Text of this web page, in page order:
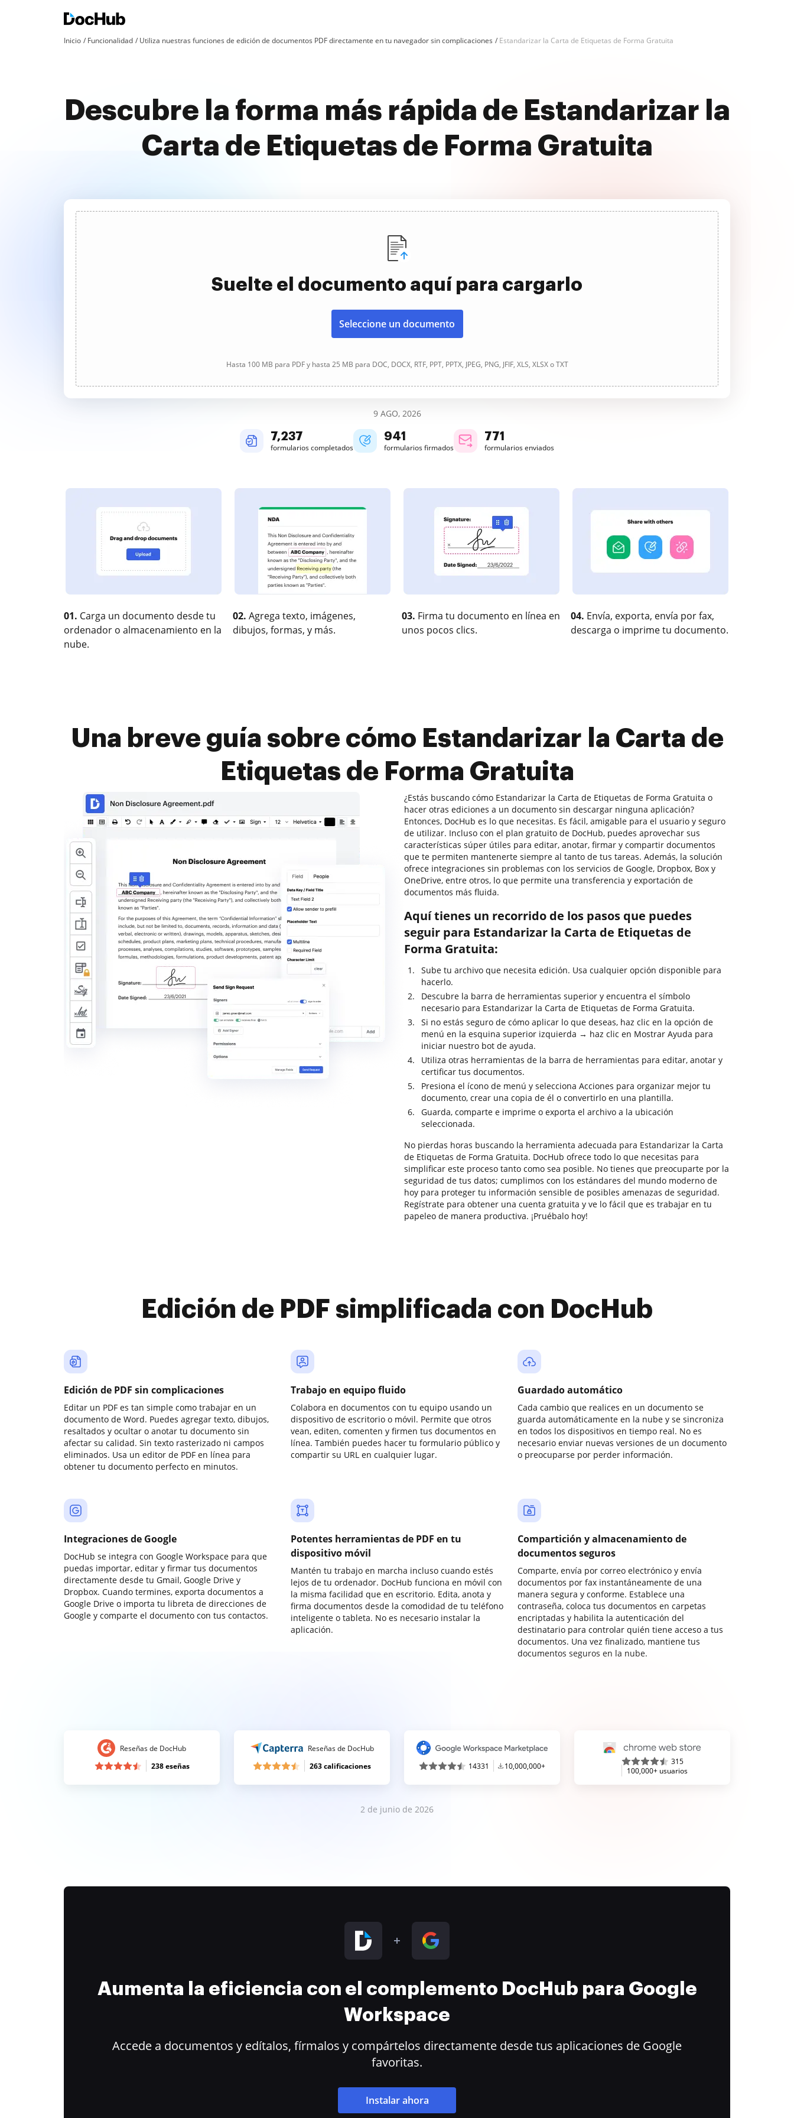
Inicio Funcionalidad Utiliza nuestras funciones de edición de documentos PDF directamente en tu navegador sin complicaciones Estandarizar la Carta de Etiquetas de Forma Gratuita
Descubre la forma más rápida de Estandarizar la
Carta de Etiquetas de Forma Gratuita
Suelte el documento aquí para cargarlo
Seleccione un documento
Hasta 100 MB para PDF y hasta 25 MB para DOC, DOCX, RTF, PPT, PPTX, JPEG, PNG, JFIF, XLS, XLSX o TXT
9 AGO, 2026
7,237
formularios completados
941
formularios firmados
771
formularios enviados
01. Carga un documento desde tu
ordenador o almacenamiento en la
nube.
02. Agrega texto, imágenes,
dibujos, formas, y más.
03. Firma tu documento en línea en
unos pocos clics.
04. Envía, exporta, envía por fax,
descarga o imprime tu documento.
Una breve guía sobre cómo Estandarizar la Carta de
Etiquetas de Forma Gratuita
¿Estás buscando cómo Estandarizar la Carta de Etiquetas de Forma Gratuita o
hacer otras ediciones a un documento sin descargar ninguna aplicación?
Entonces, DocHub es lo que necesitas. Es fácil, amigable para el usuario y seguro
de utilizar. Incluso con el plan gratuito de DocHub, puedes aprovechar sus
características súper útiles para editar, anotar, firmar y compartir documentos
que te permiten mantenerte siempre al tanto de tus tareas. Además, la solución
ofrece integraciones sin problemas con los servicios de Google, Dropbox, Box y
OneDrive, entre otros, lo que permite una transferencia y exportación de
documentos más fluida.
Aquí tienes un recorrido de los pasos que puedes
seguir para Estandarizar la Carta de Etiquetas de
Forma Gratuita:
Sube tu archivo que necesita edición. Usa cualquier opción disponible para
hacerlo.
Descubre la barra de herramientas superior y encuentra el símbolo
necesario para Estandarizar la Carta de Etiquetas de Forma Gratuita.
Si no estás seguro de cómo aplicar lo que deseas, haz clic en la opción de
menú en la esquina superior izquierda → haz clic en Mostrar Ayuda para
iniciar nuestro bot de ayuda.
Utiliza otras herramientas de la barra de herramientas para editar, anotar y
certificar tus documentos.
Presiona el ícono de menú y selecciona Acciones para organizar mejor tu
documento, crear una copia de él o convertirlo en una plantilla.
Guarda, comparte e imprime o exporta el archivo a la ubicación
seleccionada.
No pierdas horas buscando la herramienta adecuada para Estandarizar la Carta
de Etiquetas de Forma Gratuita. DocHub ofrece todo lo que necesitas para
simplificar este proceso tanto como sea posible. No tienes que preocuparte por la
seguridad de tus datos; cumplimos con los estándares del mundo moderno de
hoy para proteger tu información sensible de posibles amenazas de seguridad.
Regístrate para obtener una cuenta gratuita y ve lo fácil que es trabajar en tu
papeleo de manera productiva. ¡Pruébalo hoy!
Edición de PDF simplificada con DocHub
Edición de PDF sin complicaciones
Editar un PDF es tan simple como trabajar en un
documento de Word. Puedes agregar texto, dibujos,
resaltados y ocultar o anotar tu documento sin
afectar su calidad. Sin texto rasterizado ni campos
eliminados. Usa un editor de PDF en línea para
obtener tu documento perfecto en minutos.
Trabajo en equipo fluido
Colabora en documentos con tu equipo usando un
dispositivo de escritorio o móvil. Permite que otros
vean, editen, comenten y firmen tus documentos en
línea. También puedes hacer tu formulario público y
compartir su URL en cualquier lugar.
Guardado automático
Cada cambio que realices en un documento se
guarda automáticamente en la nube y se sincroniza
en todos los dispositivos en tiempo real. No es
necesario enviar nuevas versiones de un documento
o preocuparse por perder información.
Integraciones de Google
DocHub se integra con Google Workspace para que
puedas importar, editar y firmar tus documentos
directamente desde tu Gmail, Google Drive y
Dropbox. Cuando termines, exporta documentos a
Google Drive o importa tu libreta de direcciones de
Google y comparte el documento con tus contactos.
Potentes herramientas de PDF en tu
dispositivo móvil
Mantén tu trabajo en marcha incluso cuando estés
lejos de tu ordenador. DocHub funciona en móvil con
la misma facilidad que en escritorio. Edita, anota y
firma documentos desde la comodidad de tu teléfono
inteligente o tableta. No es necesario instalar la
aplicación.
Compartición y almacenamiento de
documentos seguros
Comparte, envía por correo electrónico y envía
documentos por fax instantáneamente de una
manera segura y conforme. Establece una
contraseña, coloca tus documentos en carpetas
encriptadas y habilita la autenticación del
destinatario para controlar quién tiene acceso a tus
documentos. Una vez finalizado, mantiene tus
documentos seguros en la nube.
Reseñas de DocHub
238 eseñas
Reseñas de DocHub
263 calificaciones
14331 10,000,000+
315
100,000+ usuarios
2 de junio de 2026
Aumenta la eficiencia con el complemento DocHub para Google
Workspace
Accede a documentos y edítalos, fírmalos y compártelos directamente desde tus aplicaciones de Google
favoritas.
Instalar ahora